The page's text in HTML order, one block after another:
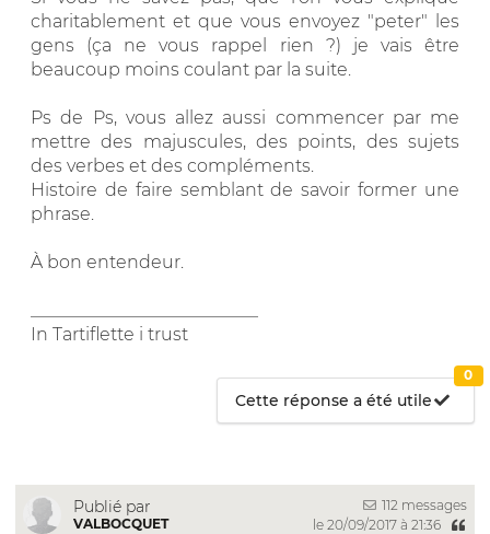
charitablement et que vous envoyez "peter" les
gens (ça ne vous rappel rien ?) je vais être
beaucoup moins coulant par la suite.
Ps de Ps, vous allez aussi commencer par me
mettre des majuscules, des points, des sujets
des verbes et des compléments.
Histoire de faire semblant de savoir former une
phrase.
À bon entendeur.
In Tartiflette i trust
Cette réponse a été utile
0
Publié par
VALBOCQUET
112 messages
le 20/09/2017 à 21:36